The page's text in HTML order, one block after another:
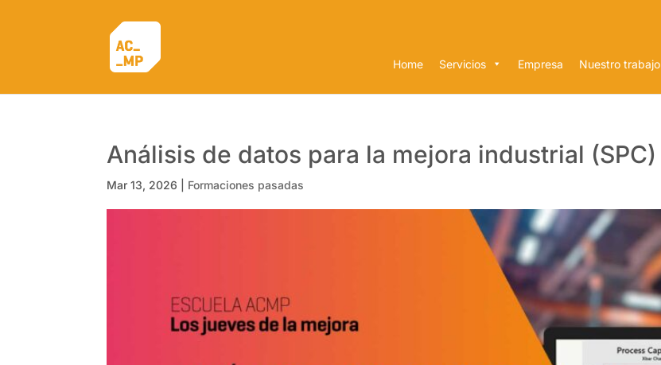
Home Servicios Empresa Nuestro trabajo
Análisis de datos para la mejora industrial (SPC)
Mar 13, 2026 Formaciones pasadas